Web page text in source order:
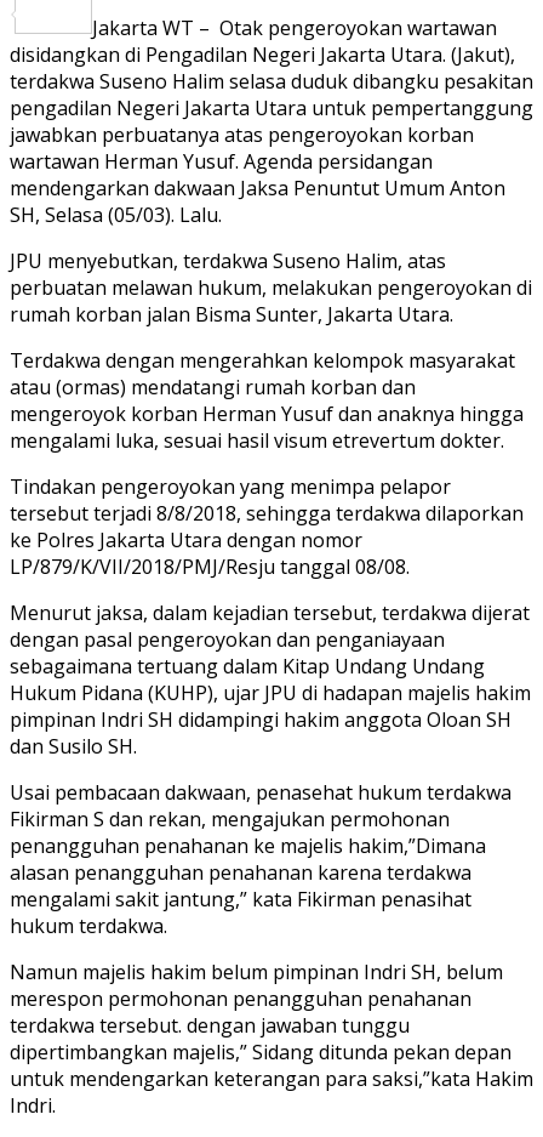
Share
Jakarta WT – Otak pengeroyokan wartawan
disidangkan di Pengadilan Negeri Jakarta Utara. (Jakut),
terdakwa Suseno Halim selasa duduk dibangku pesakitan
pengadilan Negeri Jakarta Utara untuk pempertanggung
jawabkan perbuatanya atas pengeroyokan korban
wartawan Herman Yusuf. Agenda persidangan
mendengarkan dakwaan Jaksa Penuntut Umum Anton
SH, Selasa (05/03). Lalu.
JPU menyebutkan, terdakwa Suseno Halim, atas
perbuatan melawan hukum, melakukan pengeroyokan di
rumah korban jalan Bisma Sunter, Jakarta Utara.
Terdakwa dengan mengerahkan kelompok masyarakat
atau (ormas) mendatangi rumah korban dan
mengeroyok korban Herman Yusuf dan anaknya hingga
mengalami luka, sesuai hasil visum etrevertum dokter.
Tindakan pengeroyokan yang menimpa pelapor
tersebut terjadi 8/8/2018, sehingga terdakwa dilaporkan
ke Polres Jakarta Utara dengan nomor
LP/879/K/VII/2018/PMJ/Resju tanggal 08/08.
Menurut jaksa, dalam kejadian tersebut, terdakwa dijerat
dengan pasal pengeroyokan dan penganiayaan
sebagaimana tertuang dalam Kitap Undang Undang
Hukum Pidana (KUHP), ujar JPU di hadapan majelis hakim
pimpinan Indri SH didampingi hakim anggota Oloan SH
dan Susilo SH.
Usai pembacaan dakwaan, penasehat hukum terdakwa
Fikirman S dan rekan, mengajukan permohonan
penangguhan penahanan ke majelis hakim,”Dimana
alasan penangguhan penahanan karena terdakwa
mengalami sakit jantung,” kata Fikirman penasihat
hukum terdakwa.
Namun majelis hakim belum pimpinan Indri SH, belum
merespon permohonan penangguhan penahanan
terdakwa tersebut. dengan jawaban tunggu
dipertimbangkan majelis,” Sidang ditunda pekan depan
untuk mendengarkan keterangan para saksi,”kata Hakim
Indri.